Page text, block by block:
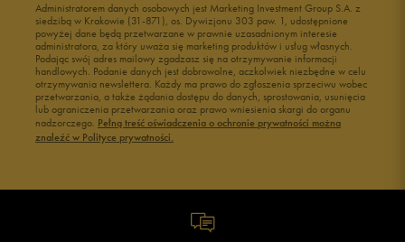
Administratorem danych osobowych jest Marketing Investment Group S.A. z
siedzibą w Krakowie (31-871), os. Dywizjonu 303 paw. 1, udostępnione
powyżej dane będą przetwarzane w prawnie uzasadnionym interesie
administratora, za który uważa się marketing produktów i usług własnych.
Podając swój adres mailowy zgadzasz się na otrzymywanie informacji
handlowych. Podanie danych jest dobrowolne, aczkolwiek niezbędne w celu
otrzymywania newslettera. Każdy ma prawo do zgłoszenia sprzeciwu wobec
przetwarzania, a także żądania dostępu do danych, sprostowania, usunięcia
lub ograniczenia przetwarzania oraz prawo wniesienia skargi do organu
nadzorczego. Pełną treść oświadczenia o ochronie prywatności można
znaleźć w Polityce prywatności.